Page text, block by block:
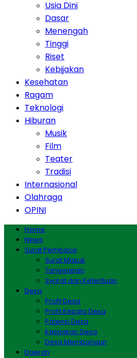
Usia Dini
Dasar
Menengah
Tinggi
Riset
Kebijakan
Kesehatan
Ragam
Teknologi
Hiburan
Musik
Film
Teater
Tradisi
Internasional
Olahraga
OPINI
Home
News
Surat Pembaca
Surat Masuk
Tanggapan
Syarat dan Ketentuan
Desa
Profil Desa
Profil Kepala Desa
Potensi Desa
Kebijakan Desa
Desa Membangun
Daerah